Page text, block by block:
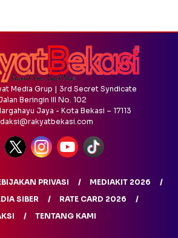
Media Grup | 3rd Secret Syndicate
Beringin III No. 102
Jaya - Kota Bekasi – 17113
PRIVASI
MEDIAKIT 2026
SIBER
RATE CARD 2026
TENTANG KAMI